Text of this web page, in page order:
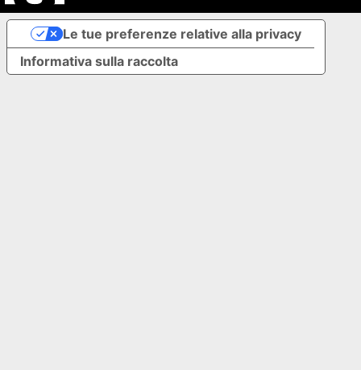
Informativa sulla raccolta
Le tue preferenze relative alla privacy